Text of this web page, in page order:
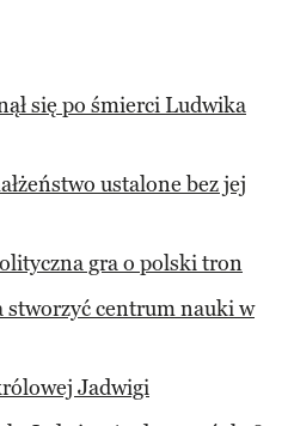
się po śmierci Ludwika
ustalone bez jej
gra o polski tron
stworzyć centrum nauki w
Jadwigi